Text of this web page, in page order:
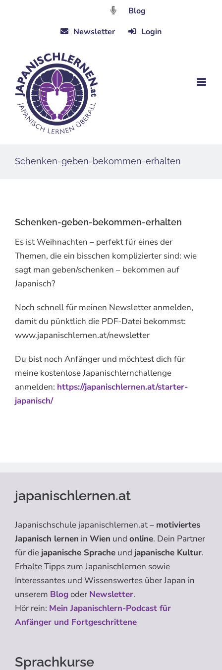
Blog
Newsletter
Login
Schenken-geben-bekommen-erhalten
Schenken-geben-bekommen-erhalten
Es ist Weihnachten – perfekt für eines der
Themen, die ein bisschen komplizierter sind: wie
sagt man geben/schenken – bekommen auf
Japanisch?
Noch schnell für meinen Newsletter anmelden,
damit du pünktlich die PDF-Datei bekommst:
www.japanischlernen.at/newsletter
Du bist noch Anfänger und möchtest dich für
meine kostenlose Japanischlernchallenge
anmelden: https://japanischlernen.at/starter-
japanisch/
japanischlernen.at
Japanischschule japanischlernen.at – motiviertes
Japanisch lernen in Wien und online. Dein Partner
für die japanische Sprache und japanische Kultur.
Erhalte Tipps zum Japanischlernen sowie
Interessantes und Wissenswertes über Japan in
unserem Blogoder Newsletter.
Hör rein: Mein Japanischlern-Podcast für
Anfänger und Fortgeschrittene
Sprachkurse